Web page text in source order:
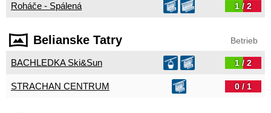
Roháče - Spálená 1 / 2
Belianske Tatry Betrieb
BACHLEDKA Ski&Sun 1 / 2
STRACHAN CENTRUM 0 / 1